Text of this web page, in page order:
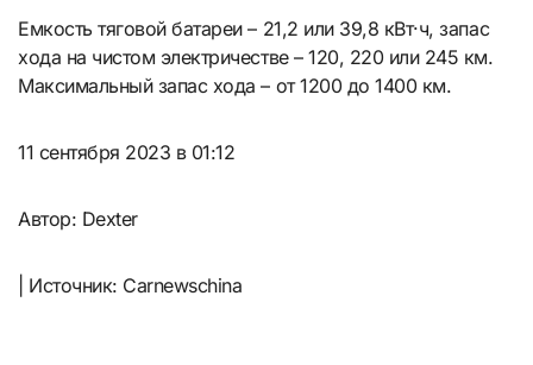
Емкость тяговой батареи – 21,2 или 39,8 кВт·ч, запас
хода на чистом электричестве – 120, 220 или 245 км.
Максимальный запас хода – от 1200 до 1400 км.
11 сентября 2023 в 01:12
Автор: Dexter
| Источник: Carnewschina